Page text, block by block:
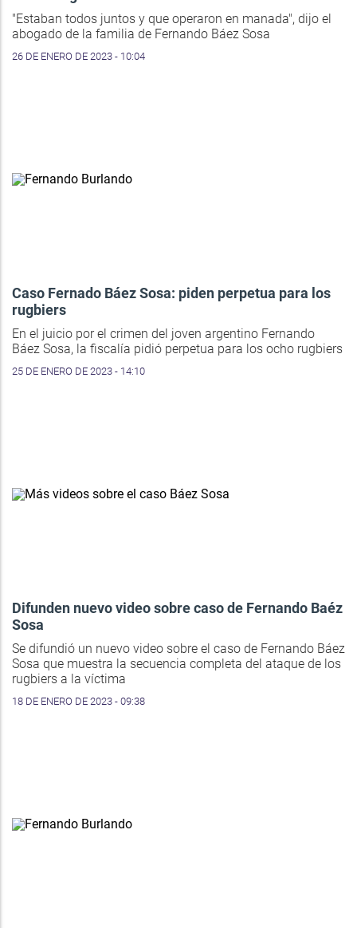
"Estaban todos juntos y que operaron en manada", dijo el
abogado de la familia de Fernando Báez Sosa
26 DE ENERO DE 2023 - 10:04
Caso Fernado Báez Sosa: piden perpetua para los
rugbiers
En el juicio por el crimen del joven argentino Fernando
Báez Sosa, la fiscalía pidió perpetua para los ocho rugbiers
25 DE ENERO DE 2023 - 14:10
Difunden nuevo video sobre caso de Fernando Baéz
Sosa
Se difundió un nuevo video sobre el caso de Fernando Báez
Sosa que muestra la secuencia completa del ataque de los
rugbiers a la víctima
18 DE ENERO DE 2023 - 09:38